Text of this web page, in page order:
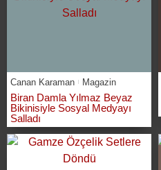
Canan Karaman Magazin
Biran Damla Yılmaz Beyaz
Bikinisiyle Sosyal Medyayı
Salladı